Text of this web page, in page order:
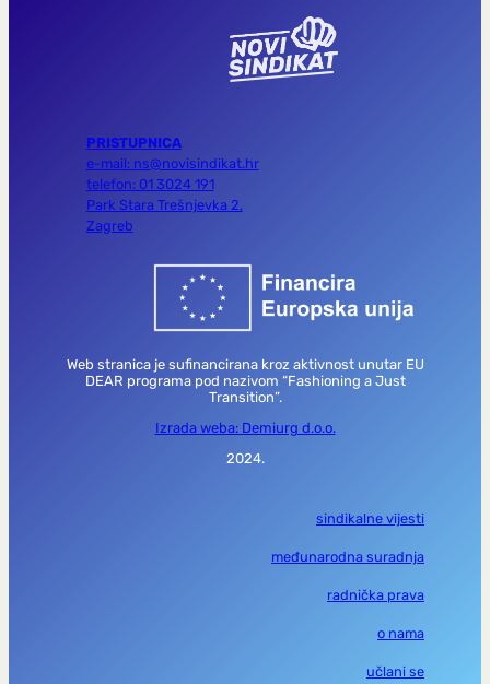
PRISTUPNICA
e-mail: ns@novisindikat.hr
telefon: 01 3024 191
Park Stara Trešnjevka 2,
Zagreb
Web stranica je sufinancirana kroz aktivnost unutar EU
DEAR programa pod nazivom “Fashioning a Just
Transition”.
Izrada weba: Demiurg d.o.o.
2024.
sindikalne vijesti
međunarodna suradnja
radnička prava
o nama
učlani se